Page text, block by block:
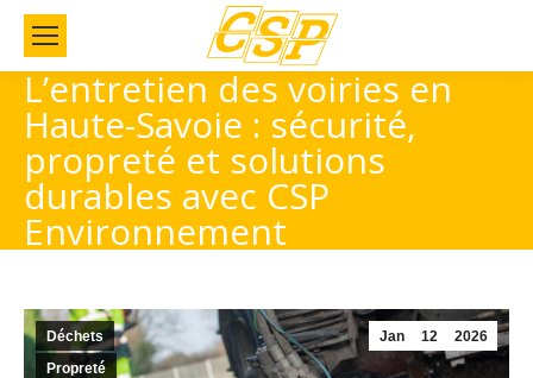
L’entretien des voiries en
Haute-Savoie : sécurité,
propreté et solutions
durables avec CSP
Environnement
Jan 12 2026
Déchets
Propreté